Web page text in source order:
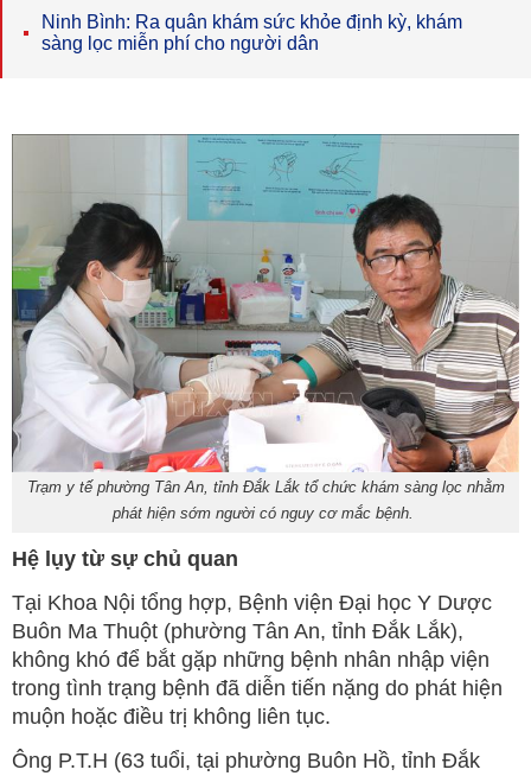
Ninh Bình: Ra quân khám sức khỏe định kỳ, khám
sàng lọc miễn phí cho người dân
Trạm y tế phường Tân An, tỉnh Đắk Lắk tổ chức khám sàng lọc nhằm
phát hiện sớm người có nguy cơ mắc bệnh.
Hệ lụy từ sự chủ quan
Tại Khoa Nội tổng hợp, Bệnh viện Đại học Y Dược
Buôn Ma Thuột (phường Tân An, tỉnh Đắk Lắk),
không khó để bắt gặp những bệnh nhân nhập viện
trong tình trạng bệnh đã diễn tiến nặng do phát hiện
muộn hoặc điều trị không liên tục.
Ông P.T.H (63 tuổi, tại phường Buôn Hồ, tỉnh Đắk